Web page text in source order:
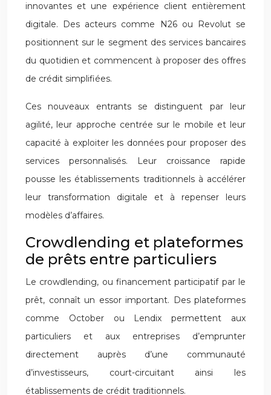
innovantes et une expérience client entièrement
digitale. Des acteurs comme N26 ou Revolut se
positionnent sur le segment des services bancaires
du quotidien et commencent à proposer des offres
de crédit simplifiées.
Ces nouveaux entrants se distinguent par leur
agilité, leur approche centrée sur le mobile et leur
capacité à exploiter les données pour proposer des
services personnalisés. Leur croissance rapide
pousse les établissements traditionnels à accélérer
leur transformation digitale et à repenser leurs
modèles d’affaires.
Crowdlending et plateformes
de prêts entre particuliers
Le crowdlending, ou financement participatif par le
prêt, connaît un essor important. Des plateformes
comme October ou Lendix permettent aux
particuliers et aux entreprises d’emprunter
directement auprès d’une communauté
d’investisseurs, court-circuitant ainsi les
établissements de crédit traditionnels.